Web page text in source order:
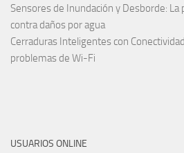
Sensores de Inundación y Desborde:
contra daños por agua
Cerraduras Inteligentes con
problemas de Wi-Fi
USUARIOS ONLINE